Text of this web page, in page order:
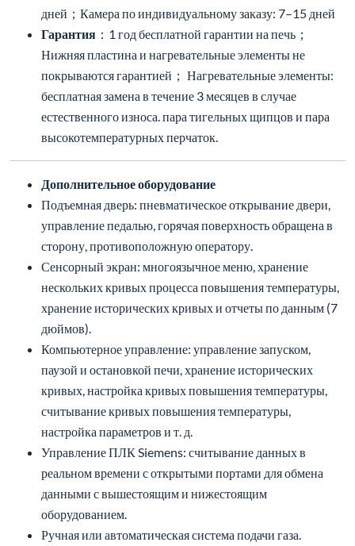
естественного износа. пара тигельных щипцов и пара
высокотемпературных перчаток.
Дополнительное оборудование
Подъемная дверь: пневматическое открывание двери,
управление педалью, горячая поверхность обращена в
сторону, противоположную оператору.
Сенсорный экран: многоязычное меню, хранение
нескольких кривых процесса повышения температуры,
хранение исторических кривых и отчеты по данным (7
дюймов).
Компьютерное управление: управление запуском,
паузой и остановкой печи, хранение исторических
кривых, настройка кривых повышения температуры,
считывание кривых повышения температуры,
настройка параметров и т. д.
Управление ПЛК Siemens: считывание данных в
реальном времени с открытыми портами для обмена
данными с вышестоящим и нижестоящим
оборудованием.
Ручная или автоматическая система подачи газа.
Осмотровое окно: расположено на дверце печи,
изготовлено из кварцевого стекла, устойчивого к
высоким температурам.
Подвижные ролики: два поворотных ролика и два
фиксированных ролика.